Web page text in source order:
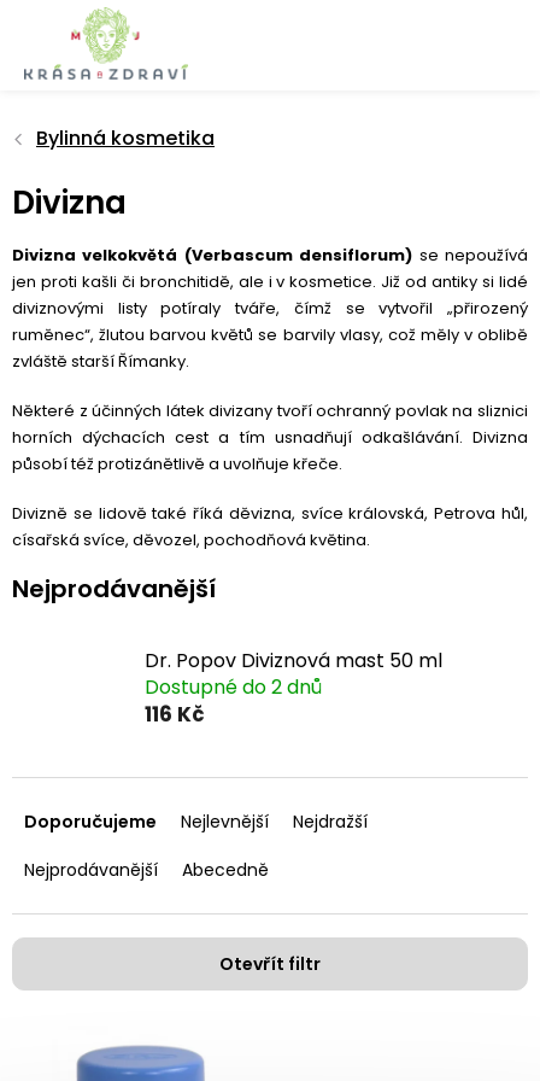
obsah
Bylinná kosmetika
Divizna
Divizna velkokvětá (Verbascum densiflorum) se nepoužívá
jen proti kašli či bronchitidě, ale i v kosmetice. Již od antiky si lidé
diviznovými listy potíraly tváře, čímž se vytvořil „přirozený
ruměnec“, žlutou barvou květů se barvily vlasy, což měly v oblibě
zvláště starší Římanky.
Některé z účinných látek divizany tvoří ochranný povlak na sliznici
horních dýchacích cest a tím usnadňují odkašlávání. Divizna
působí též protizánětlivě a uvolňuje křeče.
Divizně se lidově také říká děvizna, svíce královská, Petrova hůl,
císařská svíce, děvozel, pochodňová květina.
Nejprodávanější
Dr. Popov Diviznová mast 50 ml
Dostupné do 2 dnů
116 Kč
a
e
í
p
r
Doporučujeme Nejlevnější
Nejdražší
Nejprodávanější
Abecedně
Otevřít filtr